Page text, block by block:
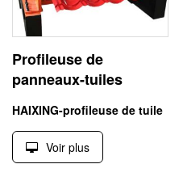
Profileuse de
panneaux-tuiles
HAIXING-profileuse de tuile
Voir plus